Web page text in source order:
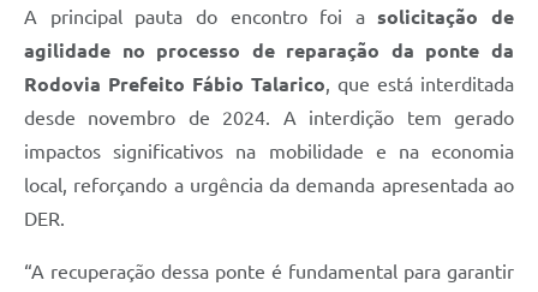
A principal pauta do encontro foi a solicitação de
agilidade no processo de reparação da ponte da
Rodovia Prefeito Fábio Talarico , que está interditada
desde novembro de 2024. A interdição tem gerado
impactos significativos na mobilidade e na economia
local, reforçando a urgência da demanda apresentada ao
DER.
“A recuperação dessa ponte é fundamental para garantir